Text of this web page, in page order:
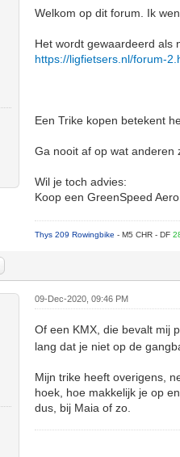
Welkom op dit forum. Ik
Het wordt gewaardeerd als
https://ligfietsers.nl/forum-
Een Trike kopen betekent
Ga nooit af op wat anderen
Wil je toch advies:
Koop een GreenSpeed
Thys 209 Rowingbike- M5 CHR - DF
09-Dec-2020, 09:46 PM
Of een KMX, die bevalt mij
lang dat je niet op de
Mijn trike heeft overigens,
hoek, hoe makkelijk je op
dus, bij Maia of zo.